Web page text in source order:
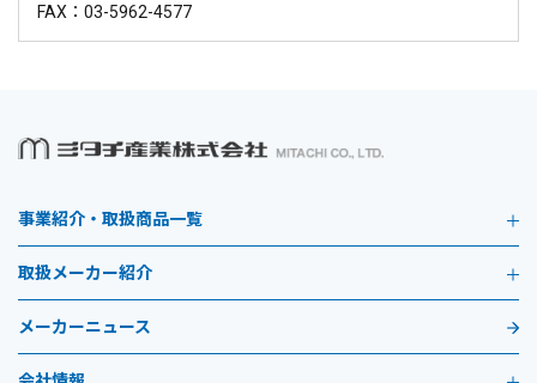
FAX：03-5962-4577
事業紹介・取扱商品一覧
取扱メーカー紹介
メーカーニュース